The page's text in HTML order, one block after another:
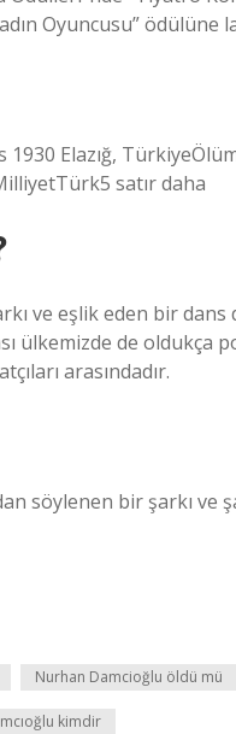
Oyuncusu” ödülüne
Elazığ,
satır daha
ve eşlik eden bir dans
ülkemizde de oldukça
arasındadır.
söylenen bir şarkı ve
Nurhan Damcioğlu öldü mü
kimdir